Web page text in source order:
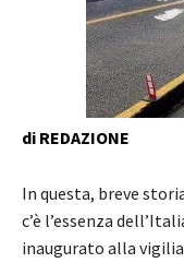
di REDAZIONE
In questa, breve
c’è l’essenza
inaugurato alla